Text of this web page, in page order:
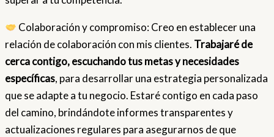
Colaboración y compromiso: Creo en establecer una
relación de colaboración con mis clientes. Trabajaré de
cerca contigo, escuchando tus metas y necesidades
específicas, para desarrollar una estrategia personalizada
que se adapte a tu negocio. Estaré contigo en cada paso
del camino, brindándote informes transparentes y
actualizaciones regulares para asegurarnos de que